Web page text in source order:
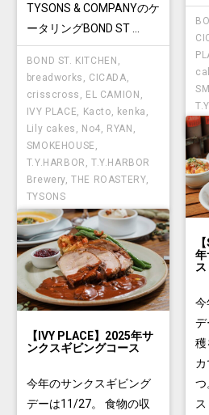
TYSONS & COMPANYのケ
ータリングBOND ST ...
BOND ST. KITCHEN
breadworks
CICADA
crisscross
EL CAMION
IVY PLACE
Kacto kenka
Lily cakes
No4 RYAN
SMOKEHOUSE
T.Y.HARBOR
,T.Y.HARBOR
Brewery ,THE ROASTERY,
TYSONS
年
ス
今
デ
穫
つ
【IVY PLACE】2025年サ
ンクスギビングコース
今年のサンクスギビング
デーは11/27。 食物の収